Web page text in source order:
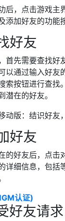
后，点击游戏主
添加好友的功能
好友
首先需要查找好
以通过输入好友
索按钮进行查找
潜在的好友。
好友
的好友后，点击
详细信息，包括
认证)
好友请求